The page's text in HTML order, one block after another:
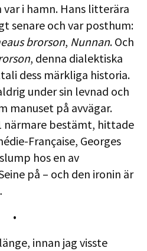
i hamn. Hans litterära
senare och var posthum:
brorson, Nunnan. Och
, denna dialektiska
dess märkliga historia.
under sin levnad och
manuset på avvägar.
närmare bestämt, hittade
Française, Georges
hos en av
på – och den ironin är
•
innan jag visste